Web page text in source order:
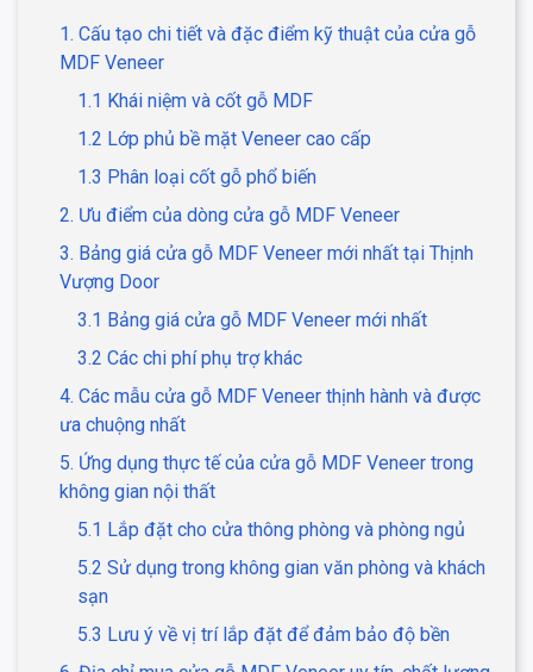
1. Cấu tạo chi tiết và đặc điểm kỹ thuật của cửa gỗ
MDF Veneer
1.1 Khái niệm và cốt gỗ MDF
1.2 Lớp phủ bề mặt Veneer cao cấp
1.3 Phân loại cốt gỗ phổ biến
2. Ưu điểm của dòng cửa gỗ MDF Veneer
3. Bảng giá cửa gỗ MDF Veneer mới nhất tại Thịnh
Vượng Door
3.1 Bảng giá cửa gỗ MDF Veneer mới nhất
3.2 Các chi phí phụ trợ khác
4. Các mẫu cửa gỗ MDF Veneer thịnh hành và được
ưa chuộng nhất
5. Ứng dụng thực tế của cửa gỗ MDF Veneer trong
không gian nội thất
5.1 Lắp đặt cho cửa thông phòng và phòng ngủ
5.2 Sử dụng trong không gian văn phòng và khách
sạn
5.3 Lưu ý về vị trí lắp đặt để đảm bảo độ bền